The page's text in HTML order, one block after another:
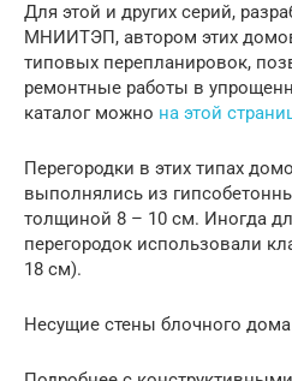
Для этой и других серий,
МНИИТЭП, автором этих
типовых перепланировок,
ремонтные работы в
каталог можно на этой
Перегородки в этих типах
выполнялись из
толщиной 8 – 10 см. Иногда
перегородок использовали
18 см).
Несущие стены блочного дома